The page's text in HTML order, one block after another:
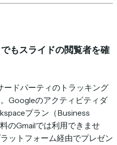
もスライドの閲覧者を確
ードパーティのトラッキング
Googleのアクティビティダ
プラン（Business
のGmailでは利用できませ
ットフォーム経由でプレゼン